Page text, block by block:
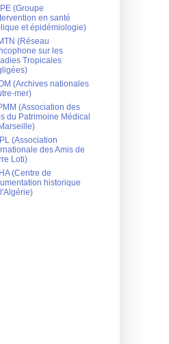
(Groupe
en santé
et épidémiologie)
(Réseau
sur les
Tropicales
(Archives nationales
mer)
(Association des
du Patrimoine Médical
(Association
des Amis de
Loti)
(Centre de
historique